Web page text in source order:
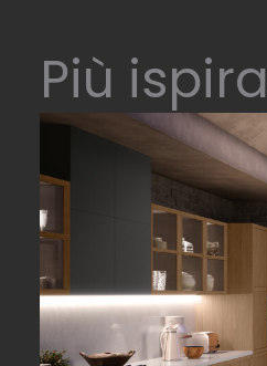
Più